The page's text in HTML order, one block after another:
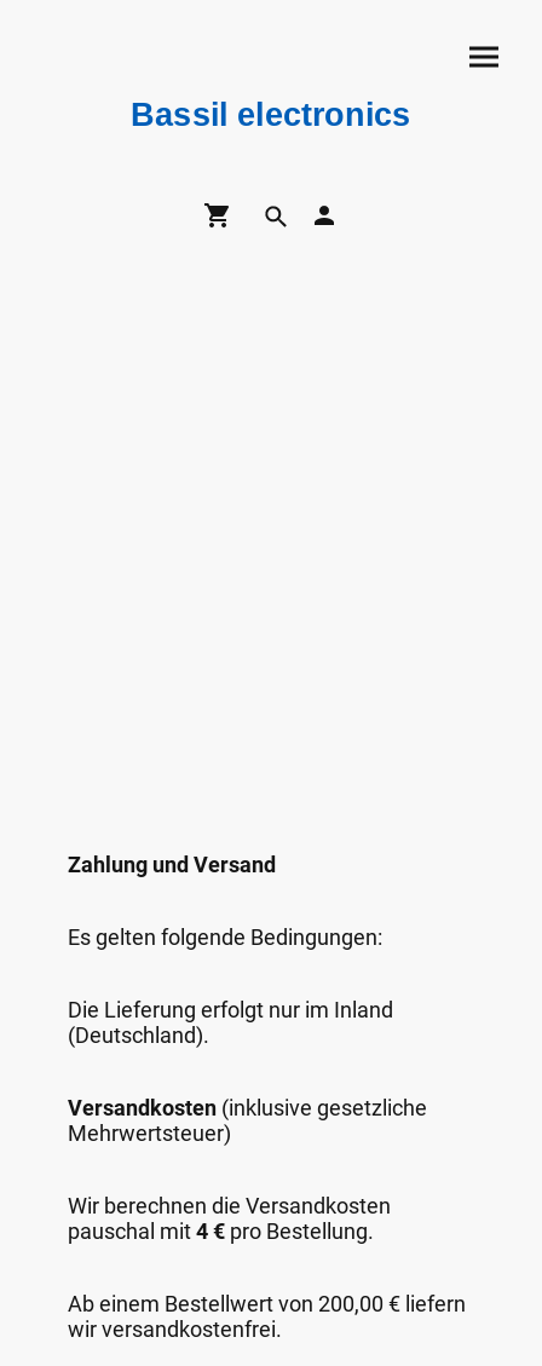
Bassil electronics
Zahlung und Versand
Es gelten folgende Bedingungen:
Die Lieferung erfolgt nur im Inland
(Deutschland).
Versandkosten (inklusive gesetzliche
Mehrwertsteuer)
Wir berechnen die Versandkosten
pauschal mit4 € pro Bestellung.
Ab einem Bestellwert von 200,00 € liefern
wir versandkostenfrei.